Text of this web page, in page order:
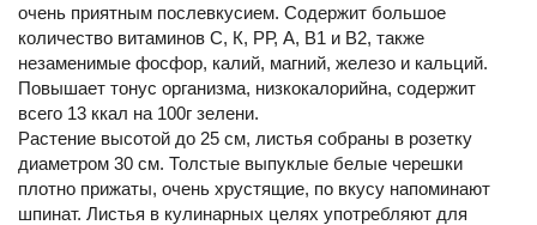
очень приятным послевкусием. Содержит большое
количество витаминов С, К, РР, А, В1 и В2, также
незаменимые фосфор, калий, магний, железо и кальций.
Повышает тонус организма, низкокалорийна, содержит
всего 13 ккал на 100г зелени.
Растение высотой до 25 см, листья собраны в розетку
диаметром 30 см. Толстые выпуклые белые черешки
плотно прижаты, очень хрустящие, по вкусу напоминают
шпинат. Листья в кулинарных целях употребляют для